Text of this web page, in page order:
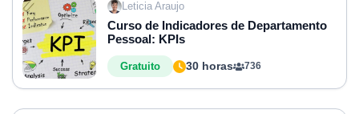
Leticia Araujo
Curso de Indicadores de Departamento
Pessoal: KPIs
30 horas
Gratuito 736